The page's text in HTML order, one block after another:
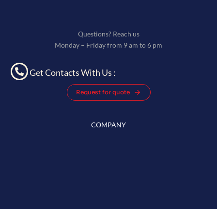
Questions? Reach us
Monday – Friday from 9 am to 6 pm
Get Contacts With Us :
Request for quote
COMPANY